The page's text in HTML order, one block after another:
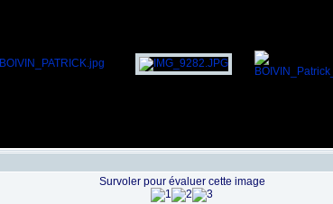
Survoler pour évaluer cette image